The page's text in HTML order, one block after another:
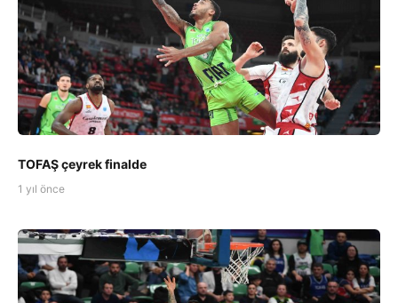
TOFAŞ çeyrek finalde
1 yıl önce